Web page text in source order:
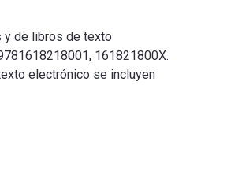
y de libros de texto
161821800X.
electrónico se incluyen